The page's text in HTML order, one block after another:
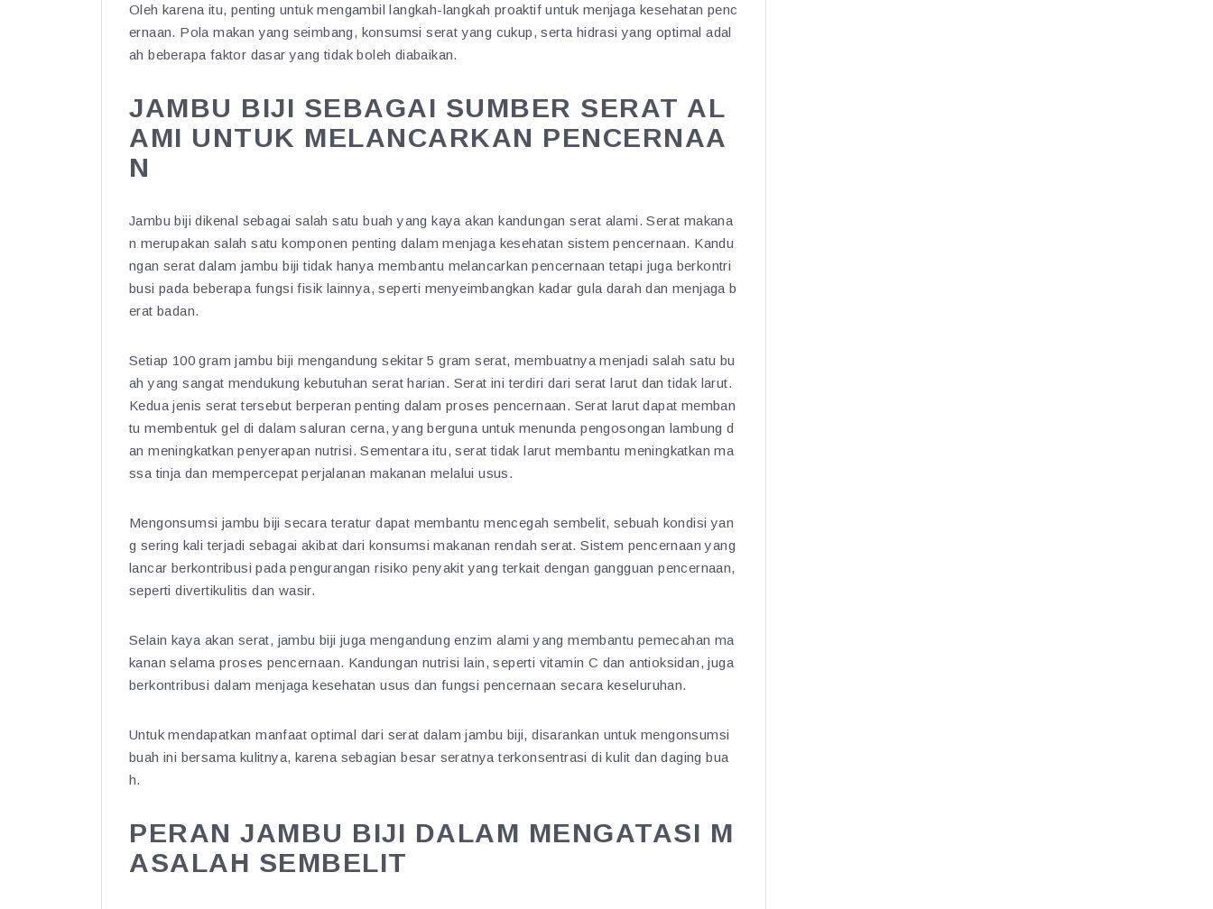
Oleh karena itu, penting untuk mengambil langkah-langkah proaktif untuk menjaga kesehatan penc
ernaan. Pola makan yang seimbang, konsumsi serat yang cukup, serta hidrasi yang optimal adal
ah beberapa faktor dasar yang tidak boleh diabaikan.
JAMBU BIJI SEBAGAI SUMBER SERAT AL
AMI UNTUK MELANCARKAN PENCERNAA
N
Jambu biji dikenal sebagai salah satu buah yang kaya akan kandungan serat alami. Serat makana
n merupakan salah satu komponen penting dalam menjaga kesehatan sistem pencernaan. Kandu
ngan serat dalam jambu biji tidak hanya membantu melancarkan pencernaan tetapi juga berkontri
busi pada beberapa fungsi fisik lainnya, seperti menyeimbangkan kadar gula darah dan menjaga b
erat badan.
Setiap 100 gram jambu biji mengandung sekitar 5 gram serat, membuatnya menjadi salah satu bu
ah yang sangat mendukung kebutuhan serat harian. Serat ini terdiri dari serat larut dan tidak larut.
Kedua jenis serat tersebut berperan penting dalam proses pencernaan. Serat larut dapat memban
tu membentuk gel di dalam saluran cerna, yang berguna untuk menunda pengosongan lambung d
an meningkatkan penyerapan nutrisi. Sementara itu, serat tidak larut membantu meningkatkan ma
ssa tinja dan mempercepat perjalanan makanan melalui usus.
Mengonsumsi jambu biji secara teratur dapat membantu mencegah sembelit, sebuah kondisi yan
g sering kali terjadi sebagai akibat dari konsumsi makanan rendah serat. Sistem pencernaan yang
lancar berkontribusi pada pengurangan risiko penyakit yang terkait dengan gangguan pencernaan,
seperti divertikulitis dan wasir.
Selain kaya akan serat, jambu biji juga mengandung enzim alami yang membantu pemecahan ma
kanan selama proses pencernaan. Kandungan nutrisi lain, seperti vitamin C dan antioksidan, juga
berkontribusi dalam menjaga kesehatan usus dan fungsi pencernaan secara keseluruhan.
Untuk mendapatkan manfaat optimal dari serat dalam jambu biji, disarankan untuk mengonsumsi
buah ini bersama kulitnya, karena sebagian besar seratnya terkonsentrasi di kulit dan daging bua
h.
PERAN JAMBU BIJI DALAM MENGATASI M
ASALAH SEMBELIT